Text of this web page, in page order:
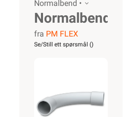
Normalbend •
Normalbend
20mm
fra PM FLEX
Se/Still ett spørsmål ()